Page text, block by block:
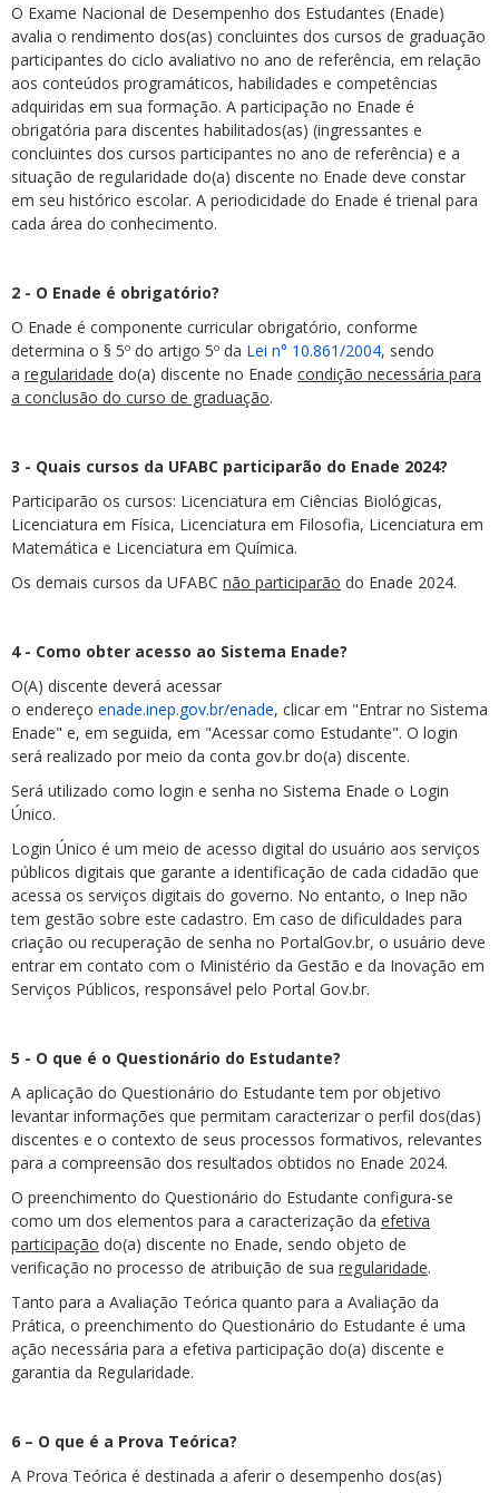
O Exame Nacional de Desempenho dos Estudantes (Enade)
avalia o rendimento dos(as) concluintes dos cursos de graduação
participantes do ciclo avaliativo no ano de referência, em relação
aos conteúdos programáticos, habilidades e competências
adquiridas em sua formação. A participação no Enade é
obrigatória para discentes habilitados(as) (ingressantes e
concluintes dos cursos participantes no ano de referência) e a
situação de regularidade do(a) discente no Enade deve constar
em seu histórico escolar. A periodicidade do Enade é trienal para
cada área do conhecimento.
2 - O Enade é obrigatório?
O Enade é componente curricular obrigatório, conforme
determina o § 5º do artigo 5º da Lei n° 10.861/2004, sendo
a regularidade do(a) discente no Enade condição necessária para
a conclusão do curso de graduação.
3 - Quais cursos da UFABC participarão do Enade 2024?
Participarão os cursos: Licenciatura em Ciências Biológicas,
Licenciatura em Física, Licenciatura em Filosofia, Licenciatura em
Matemática e Licenciatura em Química.
Os demais cursos da UFABC não participarão do Enade 2024.
4 - Como obter acesso ao Sistema Enade?
O(A) discente deverá acessar
o endereço enade.inep.gov.br/enade, clicar em "Entrar no Sistema
Enade" e, em seguida, em "Acessar como Estudante". O login
será realizado por meio da conta gov.br do(a) discente.
Será utilizado como login e senha no Sistema Enade o Login
Único.
Login Único é um meio de acesso digital do usuário aos serviços
públicos digitais que garante a identificação de cada cidadão que
acessa os serviços digitais do governo. No entanto, o Inep não
tem gestão sobre este cadastro. Em caso de dificuldades para
criação ou recuperação de senha no PortalGov.br, o usuário deve
entrar em contato com o Ministério da Gestão e da Inovação em
Serviços Públicos, responsável pelo Portal Gov.br.
5 - O que é o Questionário do Estudante?
A aplicação do Questionário do Estudante tem por objetivo
levantar informações que permitam caracterizar o perfil dos(das)
discentes e o contexto de seus processos formativos, relevantes
para a compreensão dos resultados obtidos no Enade 2024.
O preenchimento do Questionário do Estudante configura-se
como um dos elementos para a caracterização da efetiva
participação do(a) discente no Enade, sendo objeto de
verificação no processo de atribuição de sua regularidade.
Tanto para a Avaliação Teórica quanto para a Avaliação da
Prática, o preenchimento do Questionário do Estudante é uma
ação necessária para a efetiva participação do(a) discente e
garantia da Regularidade.
6 – O que é a Prova Teórica?
A Prova Teórica é destinada a aferir o desempenho dos(as)